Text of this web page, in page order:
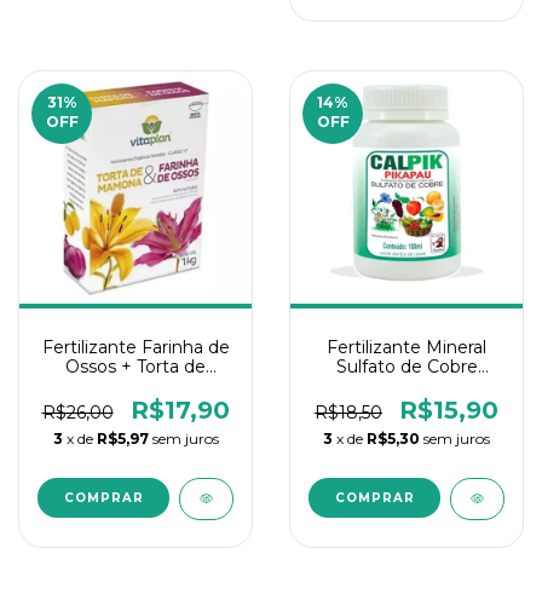
31%
OFF
Fertilizante Farinha de
Ossos + Torta de
R$26,00
R$17,90
3 x de R$5,97 sem juros
14%
OFF
Fertilizante Mineral
Sulfato de Cobre
R$18,50
R$15,90
3 x de R$5,30 sem juros